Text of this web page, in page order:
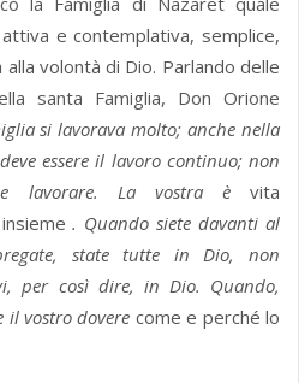
e contemplativa, semplice,
volontà di Dio. Parlando delle
santa Famiglia, Don Orione
si lavorava molto; anche nella
essere il lavoro continuo; non
lavorare. La vostra è vita
. Quando siete davanti al
state tutte in Dio, non
per così dire, in Dio. Quando,
il vostro dovere come e perché lo